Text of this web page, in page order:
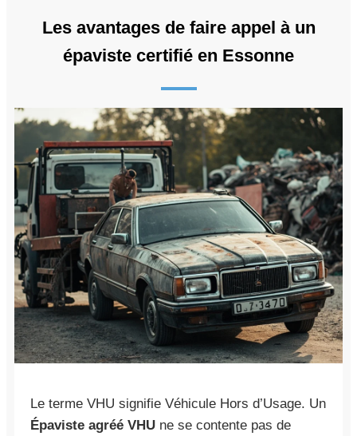
Les avantages de faire appel à un
épaviste certifié en Essonne
Le terme VHU signifie Véhicule Hors d’Usage. Un
Épaviste agréé VHU ne se contente pas de